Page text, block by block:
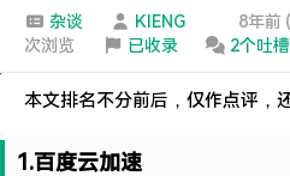
杂谈 KIENG 8年前
次浏览
已收录 2个吐槽
本文排名不分前后，仅作点评，
1.百度云加速